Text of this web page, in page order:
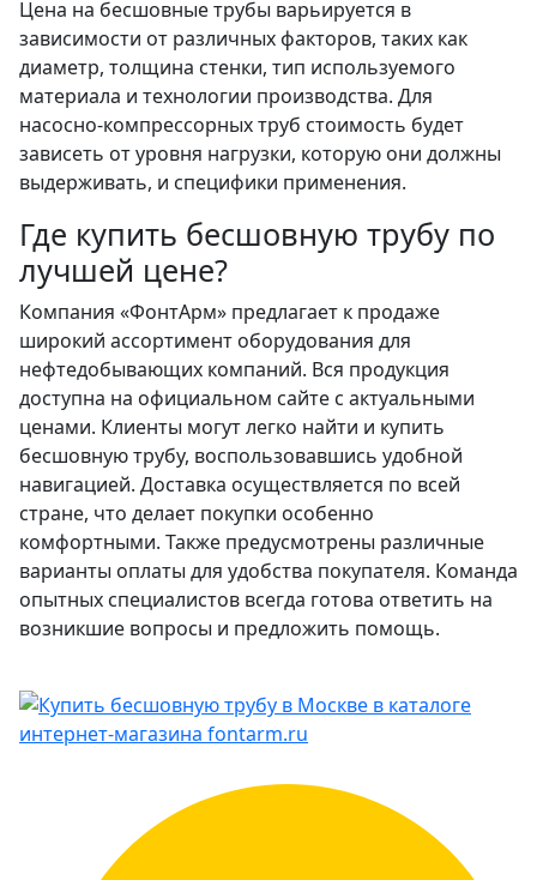
Цена на бесшовные трубы варьируется в
зависимости от различных факторов, таких как
диаметр, толщина стенки, тип используемого
материала и технологии производства. Для
насосно-компрессорных труб стоимость будет
зависеть от уровня нагрузки, которую они должны
выдерживать, и специфики применения.
Где купить бесшовную трубу по
лучшей цене?
Компания «ФонтАрм» предлагает к продаже
широкий ассортимент оборудования для
нефтедобывающих компаний. Вся продукция
доступна на официальном сайте с актуальными
ценами. Клиенты могут легко найти и купить
бесшовную трубу, воспользовавшись удобной
навигацией. Доставка осуществляется по всей
стране, что делает покупки особенно
комфортными. Также предусмотрены различные
варианты оплаты для удобства покупателя. Команда
опытных специалистов всегда готова ответить на
возникшие вопросы и предложить помощь.